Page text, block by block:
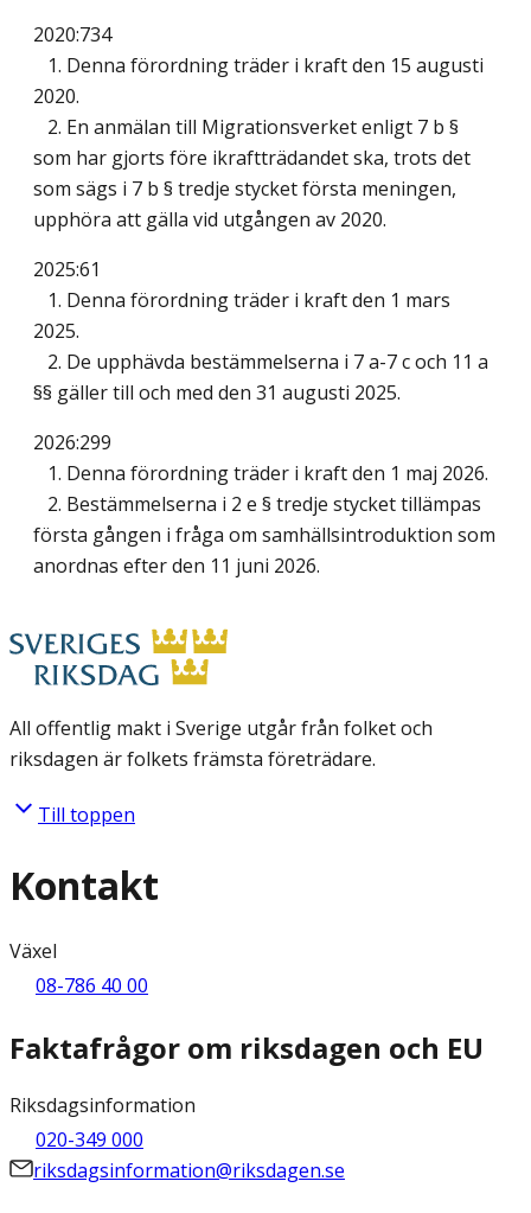
2020:734
1. Denna förordning träder i kraft den 15 augusti
2020.
2. En anmälan till Migrationsverket enligt 7 b §
som har gjorts före ikraftträdandet ska, trots det
som sägs i 7 b § tredje stycket första meningen,
upphöra att gälla vid utgången av 2020.
2025:61
1. Denna förordning träder i kraft den 1 mars
2025.
2. De upphävda bestämmelserna i 7 a-7 c och 11 a
§§ gäller till och med den 31 augusti 2025.
2026:299
1. Denna förordning träder i kraft den 1 maj 2026.
2. Bestämmelserna i 2 e § tredje stycket tillämpas
första gången i fråga om samhällsintroduktion som
anordnas efter den 11 juni 2026.
All offentlig makt i Sverige utgår från folket och
riksdagen är folkets främsta företrädare.
Till toppen
Kontakt
Växel
08-786 40 00
Faktafrågor om riksdagen och EU
Riksdagsinformation
020-349 000
riksdagsinformation@riksdagen.se